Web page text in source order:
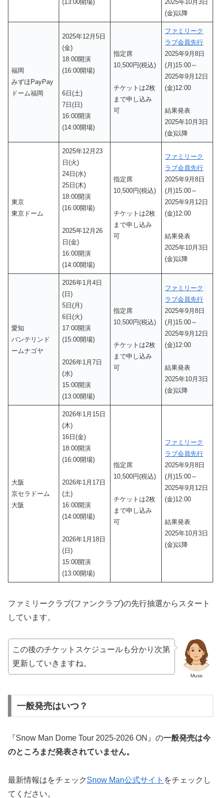
(13:00開場)
2025年10月3日
(金)以降
福岡
みずほPayPay
ドーム福岡
2025年12月5日
(金)
18:00開演
(16:00開場)
6日(土)
7日(日)
16:00開演
(14:00開場)
指定席
10,500円(税込)
チケットは2枚
まで申し込み
可
ファミリーク
ラブ会員先行
2025年9月8日
(月)15:00～
2025年9月12日
(金)12:00
結果発表
2025年10月3日
(金)以降
東京
東京ドーム
2025年12月23
日(火)
24日(水)
25日(木)
18:00開演
(16:00開場)
2025年12月26
日(金)
16:00開演
(14:00開場)
指定席
10,500円(税込)
チケットは2枚
まで申し込み
可
ファミリーク
ラブ会員先行
2025年9月8日
(月)15:00～
2025年9月12日
(金)12:00
結果発表
2025年10月3日
(金)以降
愛知
バンテリンド
ームナゴヤ
2026年1月4日
(日)
5日(月)
6日(火)
17:00開演
(15:00開場)
2026年1月7日
(水)
15:00開演
(13:00開場)
指定席
10,500円(税込)
チケットは2枚
まで申し込み
可
ファミリーク
ラブ会員先行
2025年9月8日
(月)15:00～
2025年9月12日
(金)12:00
結果発表
2025年10月3日
(金)以降
大阪
京セラドーム
大阪
2026年1月15日
(木)
16日(金)
18:00開演
(16:00開場)
2026年1月17日
(土)
16:00開演
(14:00開場)
2026年1月18日
(日)
15:00開演
(13:00開場)
指定席
10,500円(税込)
チケットは2枚
まで申し込み
可
ファミリーク
ラブ会員先行
2025年9月8日
(月)15:00～
2025年9月12日
(金)12:00
結果発表
2025年10月3日
(金)以降
ファミリークラブ(ファンクラブ)の先行抽選からスタート
しています。
Muse
この後のチケットスケジュールも分かり次第
更新していきますね。
一般発売はいつ？
『Snow Man Dome Tour 2025-2026 ON』の一般発売は今
のところまだ発表されていません。
最新情報はをチェック Snow Man公式サイト をチェックし
てください。